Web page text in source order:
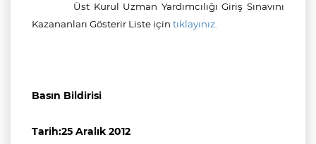
Üst Kurul Uzman Yardımcılığı Giriş Sınavını
Kazananları Gösterir Liste için tıklayınız.
Basın Bildirisi
Tarih:25 Aralık 2012